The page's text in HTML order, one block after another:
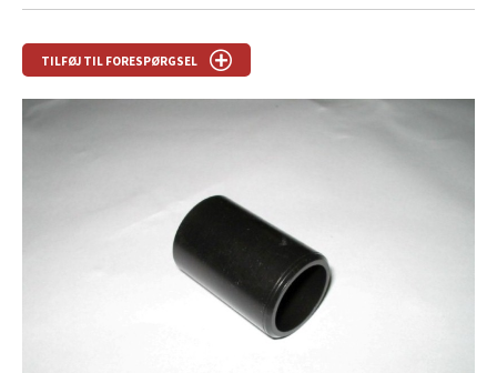
TILFØJ TIL FORESPØRGSEL